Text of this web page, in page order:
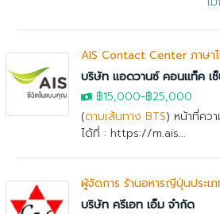
AIS Contact Center ภาษา
บริษัท แอดวานซ์ คอนแท็ค เ
฿15,000-฿25,000
(ตามเส้นทาง BTS) หน้าที่คว
ได้ที่ : https://m.ais...
ผู้จัดการ ร้านอหารญี่ปุ่นประเ
บริษัท ครีเอท เอ็ม จำกัด